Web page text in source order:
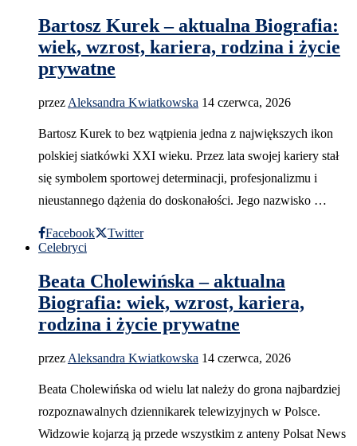
Bartosz Kurek – aktualna Biografia:
wiek, wzrost, kariera, rodzina i życie
prywatne
przez Aleksandra Kwiatkowska 14 czerwca, 2026
Bartosz Kurek to bez wątpienia jedna z największych ikon
polskiej siatkówki XXI wieku. Przez lata swojej kariery stał
się symbolem sportowej determinacji, profesjonalizmu i
nieustannego dążenia do doskonałości. Jego nazwisko …
Facebook
Twitter
Celebryci
Beata Cholewińska – aktualna
Biografia: wiek, wzrost, kariera,
rodzina i życie prywatne
przez Aleksandra Kwiatkowska 14 czerwca, 2026
Beata Cholewińska od wielu lat należy do grona najbardziej
rozpoznawalnych dziennikarek telewizyjnych w Polsce.
Widzowie kojarzą ją przede wszystkim z anteny Polsat News